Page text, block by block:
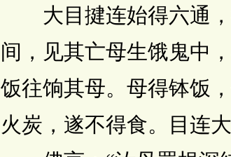
大目揵连始得六通，
间，见其亡母生饿鬼中
饭往饷其母。母得钵饭
火炭，遂不得食。目连